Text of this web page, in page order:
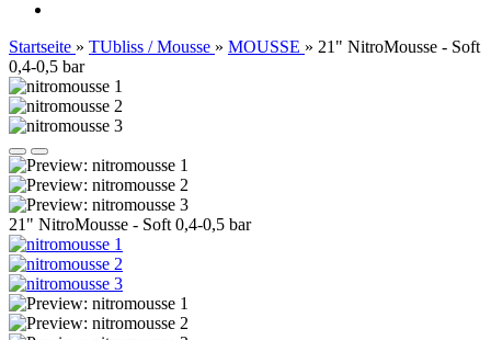
Startseite » TUbliss / Mousse » MOUSSE » 21" NitroMousse - Soft
0,4-0,5 bar
21" NitroMousse - Soft 0,4-0,5 bar